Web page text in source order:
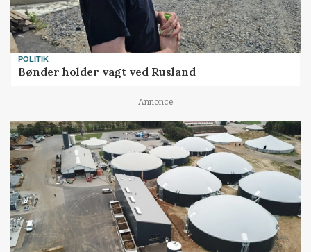
POLITIK
Bønder holder vagt ved Rusland
Annonce